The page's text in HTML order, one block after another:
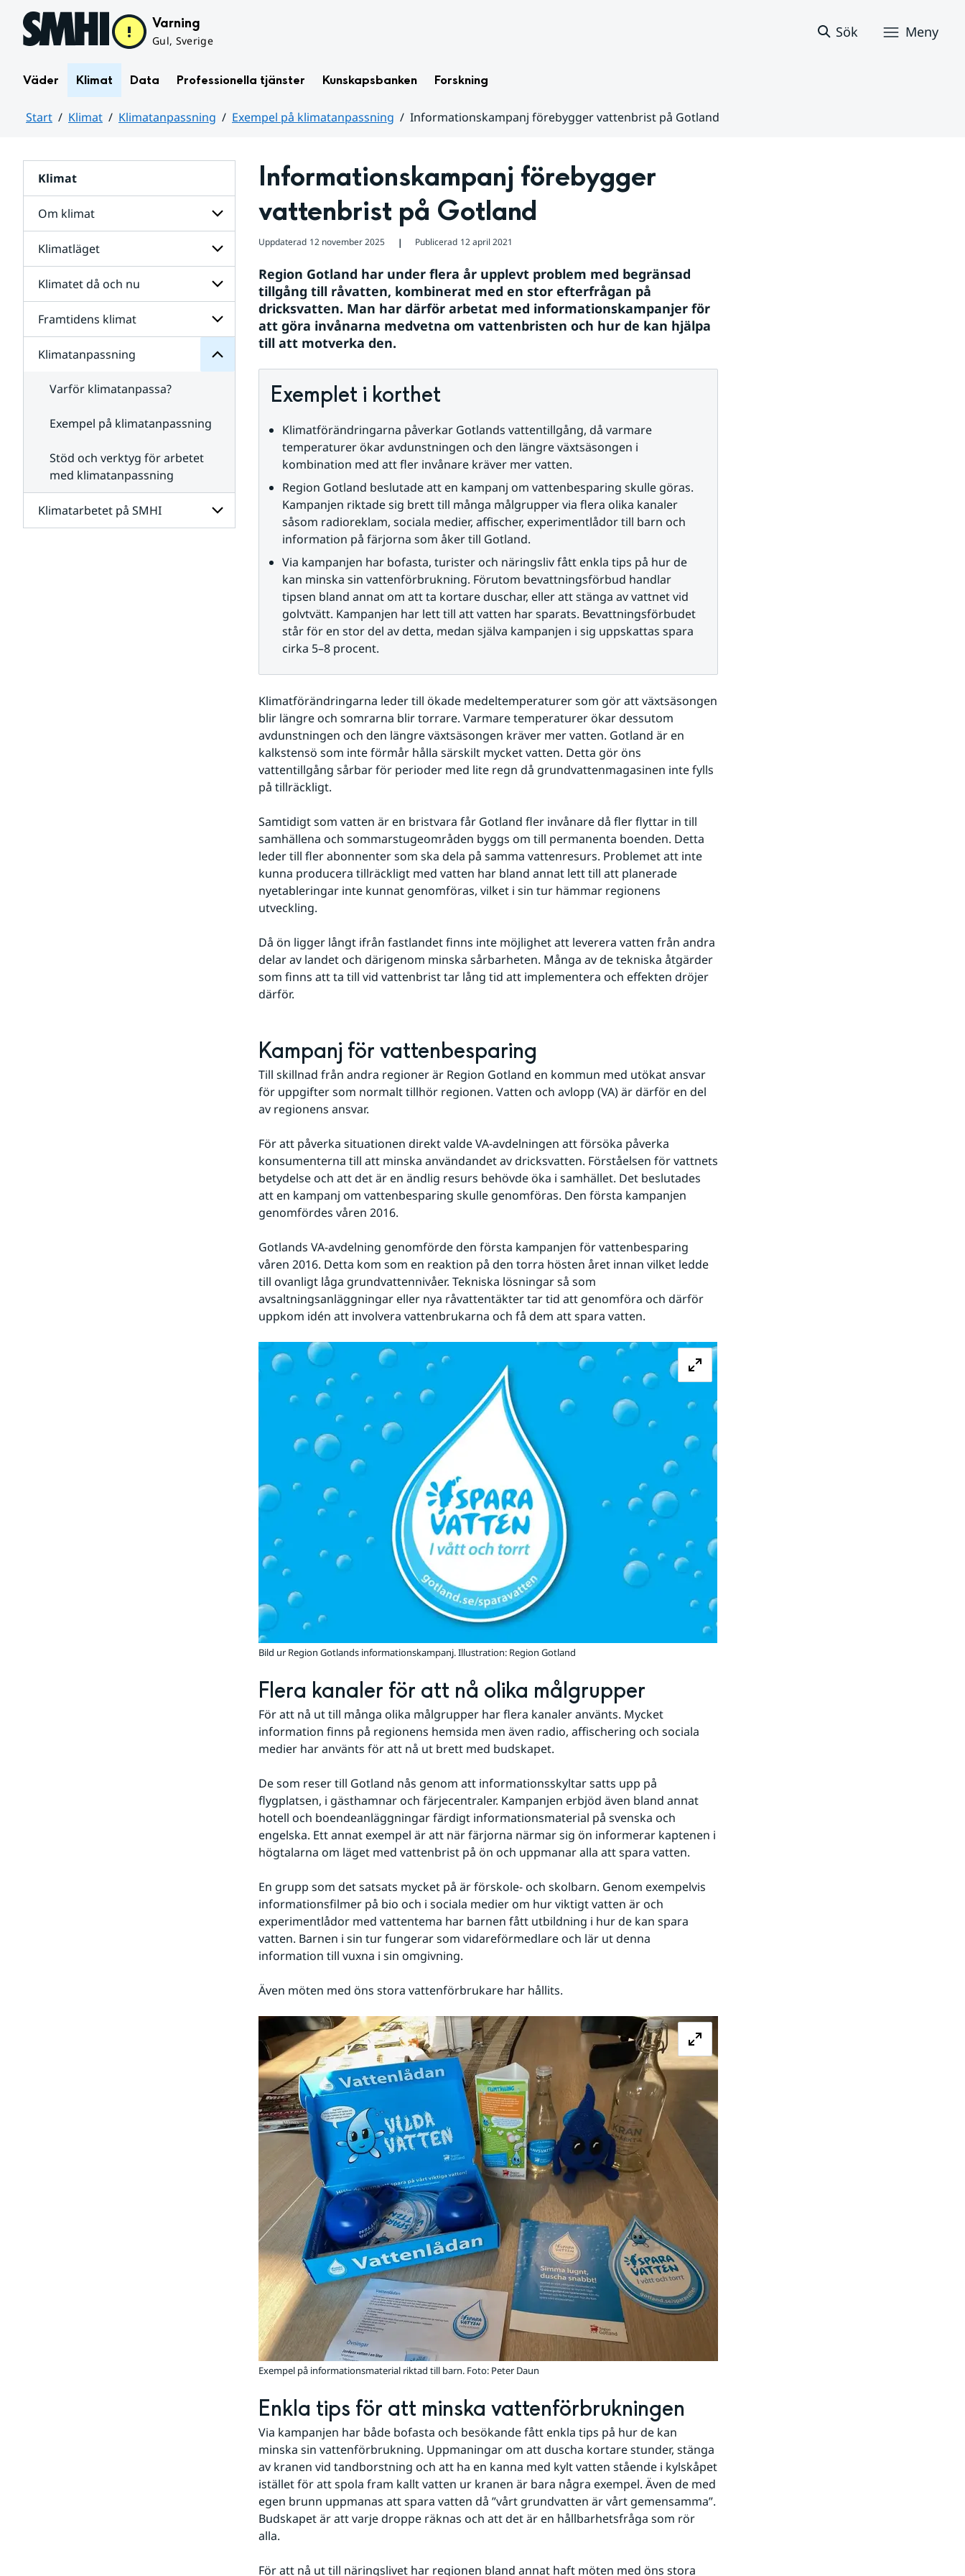
Hoppa till sidans innehåll Varning
Gul, Sverige
Sök Meny
Väder Klimat Data Professionella tjänster Kunskapsbanken Forskning
Start Klimat Klimatanpassning Exempel på klimatanpassning
Informationskampanj förebygger vattenbrist på Gotland
Klimat
Om klimat
Undersidor
för
Om
klimat
Klimatläget
Undersidor
för
Klimatläget
Klimatet då och nu
Undersidor
för
Klimatet
då
Framtidens klimat
Undersidor
Klimatanpassning
Undersidor
för
Klimatanpassning
Varför klimatanpassa?
Exempel på klimatanpassning
Stöd och verktyg för arbetet
med klimatanpassning
Klimatarbetet på SMHI
Klimatarbetet
Informationskampanj förebygger
vattenbrist på Gotland
Uppdaterad 12 november 2025 ❘ Publicerad 12 april 2021
Region Gotland har under flera år upplevt problem med begränsad
tillgång till råvatten, kombinerat med en stor efterfrågan på
dricksvatten. Man har därför arbetat med informationskampanjer för
att göra invånarna medvetna om vattenbristen och hur de kan hjälpa
till att motverka den.
Exemplet i korthet
Klimatförändringarna påverkar Gotlands vattentillgång, då varmare
temperaturer ökar avdunstningen och den längre växtsäsongen i
kombination med att fler invånare kräver mer vatten.
Region Gotland beslutade att en kampanj om vattenbesparing skulle göras.
Kampanjen riktade sig brett till många målgrupper via flera olika kanaler
såsom radioreklam, sociala medier, affischer, experimentlådor till barn och
information på färjorna som åker till Gotland.
Via kampanjen har bofasta, turister och näringsliv fått enkla tips på hur de
kan minska sin vattenförbrukning. Förutom bevattningsförbud handlar
tipsen bland annat om att ta kortare duschar, eller att stänga av vattnet vid
golvtvätt. Kampanjen har lett till att vatten har sparats. Bevattningsförbudet
står för en stor del av detta, medan själva kampanjen i sig uppskattas spara
cirka 5–8 procent.
Klimatförändringarna leder till ökade medeltemperaturer som gör att växtsäsongen
blir längre och somrarna blir torrare. Varmare temperaturer ökar dessutom
avdunstningen och den längre växtsäsongen kräver mer vatten. Gotland är en
kalkstensö som inte förmår hålla särskilt mycket vatten. Detta gör öns
vattentillgång sårbar för perioder med lite regn då grundvattenmagasinen inte fylls
på tillräckligt.
Samtidigt som vatten är en bristvara får Gotland fler invånare då fler flyttar in till
samhällena och sommarstugeområden byggs om till permanenta boenden. Detta
leder till fler abonnenter som ska dela på samma vattenresurs. Problemet att inte
kunna producera tillräckligt med vatten har bland annat lett till att planerade
nyetableringar inte kunnat genomföras, vilket i sin tur hämmar regionens
utveckling.
Då ön ligger långt ifrån fastlandet finns inte möjlighet att leverera vatten från andra
delar av landet och därigenom minska sårbarheten. Många av de tekniska åtgärder
som finns att ta till vid vattenbrist tar lång tid att implementera och effekten dröjer
därför.
Kampanj för vattenbesparing
Till skillnad från andra regioner är Region Gotland en kommun med utökat ansvar
för uppgifter som normalt tillhör regionen. Vatten och avlopp (VA) är därför en del
av regionens ansvar.
För att påverka situationen direkt valde VA-avdelningen att försöka påverka
konsumenterna till att minska användandet av dricksvatten. Förståelsen för vattnets
betydelse och att det är en ändlig resurs behövde öka i samhället. Det beslutades
att en kampanj om vattenbesparing skulle genomföras. Den första kampanjen
genomfördes våren 2016.
Gotlands VA-avdelning genomförde den första kampanjen för vattenbesparing
våren 2016. Detta kom som en reaktion på den torra hösten året innan vilket ledde
till ovanligt låga grundvattennivåer. Tekniska lösningar så som
avsaltningsanläggningar eller nya råvattentäkter tar tid att genomföra och därför
uppkom idén att involvera vattenbrukarna och få dem att spara vatten.
Förstora bilden
Bild ur Region Gotlands informationskampanj. Illustration: Region Gotland
Flera kanaler för att nå olika målgrupper
För att nå ut till många olika målgrupper har flera kanaler använts. Mycket
information finns på regionens hemsida men även radio, affischering och sociala
medier har använts för att nå ut brett med budskapet.
De som reser till Gotland nås genom att informationsskyltar satts upp på
flygplatsen, i gästhamnar och färjecentraler. Kampanjen erbjöd även bland annat
hotell och boendeanläggningar färdigt informationsmaterial på svenska och
engelska. Ett annat exempel är att när färjorna närmar sig ön informerar kaptenen i
högtalarna om läget med vattenbrist på ön och uppmanar alla att spara vatten.
En grupp som det satsats mycket på är förskole- och skolbarn. Genom exempelvis
informationsfilmer på bio och i sociala medier om hur viktigt vatten är och
experimentlådor med vattentema har barnen fått utbildning i hur de kan spara
vatten. Barnen i sin tur fungerar som vidareförmedlare och lär ut denna
information till vuxna i sin omgivning.
Även möten med öns stora vattenförbrukare har hållits.
Förstora bilden
Exempel på informationsmaterial riktad till barn. Foto: Peter Daun
Enkla tips för att minska vattenförbrukningen
Via kampanjen har både bofasta och besökande fått enkla tips på hur de kan
minska sin vattenförbrukning. Uppmaningar om att duscha kortare stunder, stänga
av kranen vid tandborstning och att ha en kanna med kylt vatten stående i kylskåpet
istället för att spola fram kallt vatten ur kranen är bara några exempel. Även de med
egen brunn uppmanas att spara vatten då ”vårt grundvatten är vårt gemensamma”.
Budskapet är att varje droppe räknas och att det är en hållbarhetsfråga som rör
alla.
För att nå ut till näringslivet har regionen bland annat haft möten med öns stora